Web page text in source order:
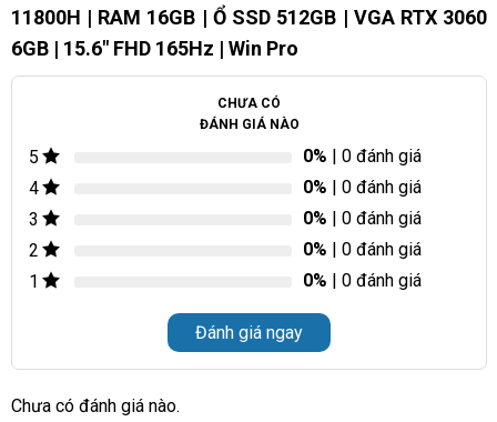
11800H | RAM 16GB | Ổ SSD 512GB | VGA RTX 3060
6GB | 15.6″ FHD 165Hz | Win Pro
CHƯA CÓ
ĐÁNH GIÁ NÀO
5 0% | 0 đánh giá
4
0% | 0 đánh giá
3
0% | 0 đánh giá
2
0% | 0 đánh giá
1
0% | 0 đánh giá
Đánh giá ngay
Chưa có đánh giá nào.